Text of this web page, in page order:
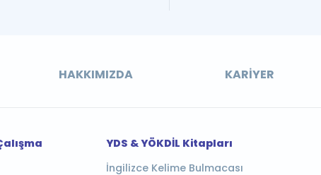
HAKKIMIZDA KARIYER
YDS & YÖKDİL Kitapları
İngilizce Kelime Bulmacası